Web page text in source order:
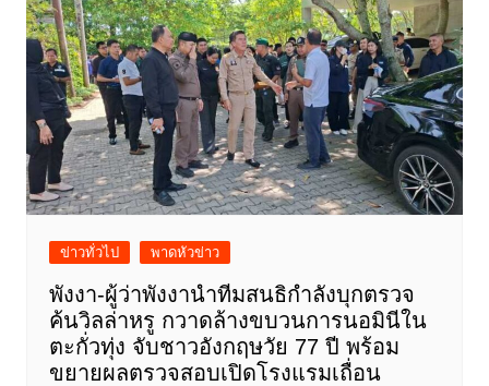
ข่าวทั่วไป พาดหัวข่าว
พังงา-ผู้ว่าพังงานำทีมสนธิกำลังบุกตรวจ
ค้นวิลล่าหรู กวาดล้างขบวนการนอมินีใน
ตะกั่วทุ่ง จับชาวอังกฤษวัย 77 ปี พร้อม
ขยายผลตรวจสอบเปิดโรงแรมเถื่อน